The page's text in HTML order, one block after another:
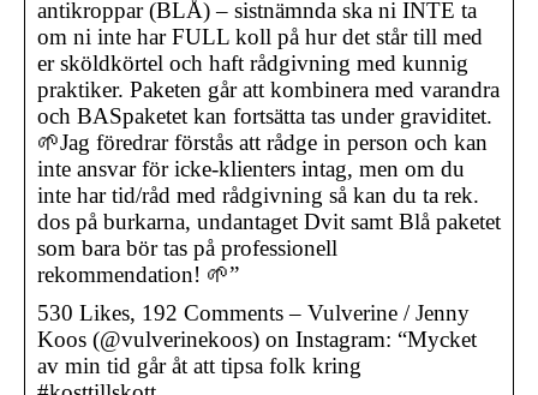
antikroppar (BLÅ) – sistnämnda ska ni INTE ta
om ni inte har FULL koll på hur det står till med
er sköldkörtel och haft rådgivning med kunnig
praktiker. Paketen går att kombinera med varandra
och BASpaketet kan fortsätta tas under graviditet.
🌱Jag föredrar förstås att rådge in person och kan
inte ansvar för icke-klienters intag, men om du
inte har tid/råd med rådgivning så kan du ta rek.
dos på burkarna, undantaget Dvit samt Blå paketet
som bara bör tas på professionell
rekommendation! 🌱”
530 Likes, 192 Comments – Vulverine / Jenny
Koos (@vulverinekoos) on Instagram: “Mycket
av min tid går åt att tipsa folk kring